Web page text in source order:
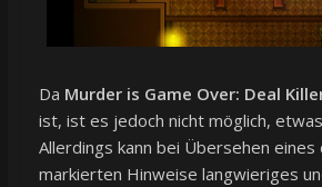
Da Murder is Game Over: Deal
ist, ist es jedoch nicht möglich,
Allerdings kann bei Übersehen
markierten Hinweise langwieriges